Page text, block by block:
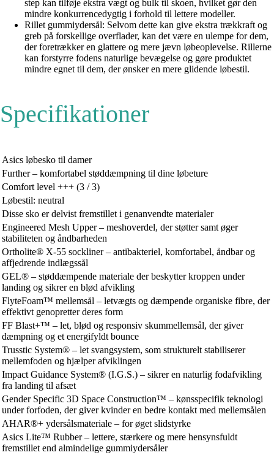
step kan tilføje ekstra vægt og bulk til skoen, hvilket gør den
mindre konkurrencedygtig i forhold til lettere modeller.
Rillet gummiydersål: Selvom dette kan give ekstra trækkraft og
greb på forskellige overflader, kan det være en ulempe for dem,
der foretrækker en glattere og mere jævn løbeoplevelse. Rillerne
kan forstyrre fodens naturlige bevægelse og gøre produktet
mindre egnet til dem, der ønsker en mere glidende løbestil.
Specifikationer
Asics løbesko til damer
Further – komfortabel støddæmpning til dine løbeture
Comfort level +++ (3 / 3)
Løbestil: neutral
Disse sko er delvist fremstillet i genanvendte materialer
Engineered Mesh Upper – meshoverdel, der støtter samt øger
stabiliteten og åndbarheden
Ortholite® X-55 sockliner – antibakteriel, komfortabel, åndbar og
affjedrende indlægssål
GEL® – støddæmpende materiale der beskytter kroppen under
landing og sikrer en blød afvikling
FlyteFoam™ mellemsål – letvægts og dæmpende organiske fibre, der
effektivt genopretter deres form
FF Blast+™ – let, blød og responsiv skummellemsål, der giver
dæmpning og et energifyldt bounce
Trusstic System® – let svangsystem, som strukturelt stabiliserer
mellemfoden og hjælper afviklingen
Impact Guidance System® (I.G.S.) – sikrer en naturlig fodafvikling
fra landing til afsæt
Gender Specific 3D Space Construction™ – kønsspecifik teknologi
under forfoden, der giver kvinder en bedre kontakt med mellemsålen
AHAR®+ ydersålsmateriale – for øget slidstyrke
Asics Lite™ Rubber – lettere, stærkere og mere hensynsfuldt
fremstillet end almindelige gummiydersåler